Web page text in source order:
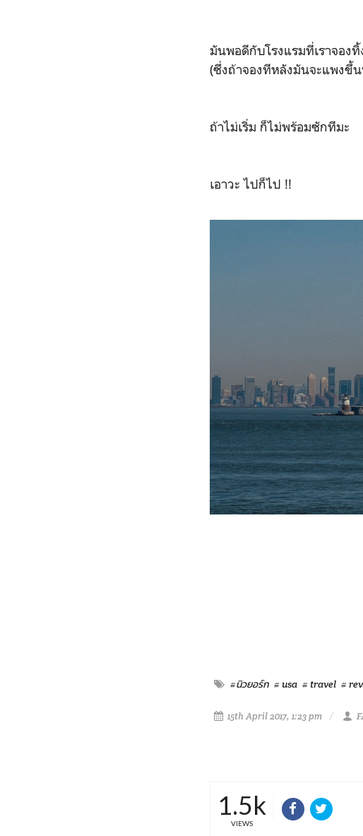
มันพอดีกับโรงแรมที่เราจอง
(ซึ่งถ้าจองทีหลังมันจะแพงขึ้
ถ้าไม่เริ่ม ก็ไม่พร้อมซักทีมะ
เอาวะ ไปก็ไป !!
#นิวยอร์ก # usa # travel #
15th April 2017, 1:23 pm
1.5k
VIEWS